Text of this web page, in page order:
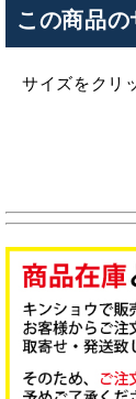
この商品
サイズをクリ